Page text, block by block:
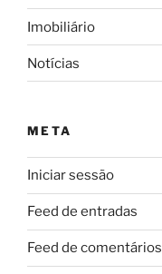
Imobiliário
Notícias
META
Iniciar sessão
Feed de entradas
Feed de comentários